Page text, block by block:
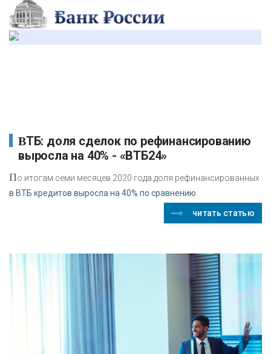
ВТБ: доля сделок по рефинансированию
выросла на 40% - «ВТБ24»
По итогам семи месяцев 2020 года доля рефинансированных
в ВТБ кредитов выросла на 40% по сравнению
читать статью